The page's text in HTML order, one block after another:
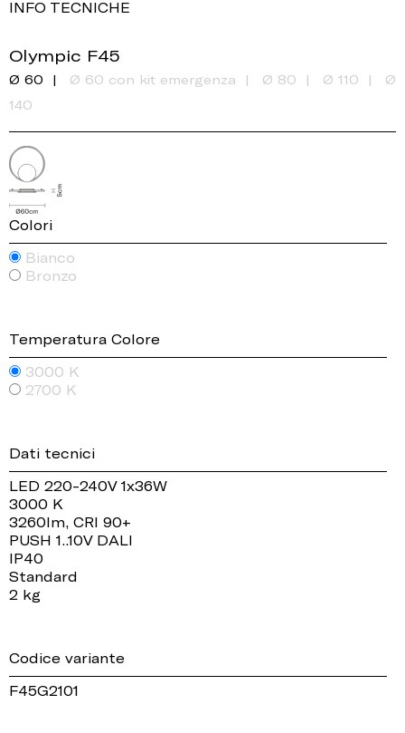
INFO TECNICHE
Olympic F45
Ø 60 Ø 60 con kit emergenza Ø 80 Ø 110
Ø
140
Colori
Bianco
Bronzo
Temperatura Colore
3000 K
2700 K
Dati tecnici
LED 220-240V 1x36W
3000 K
3260lm, CRI 90+
PUSH 1..10V DALI
IP40
Standard
2 kg
Codice variante
F45G2101